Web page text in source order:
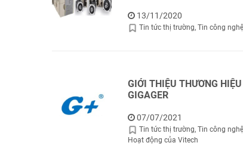
13/11/2020
Tin tức thị trường Tin công nghệ
GIỚI THIỆU THƯƠNG HIỆU
GIGAGER
07/07/2021
Tin tức thị trường Tin công nghệ
Hoạt động của Vitech